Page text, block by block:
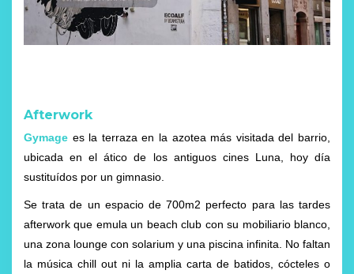
Afterwork
Gymage es la terraza en la azotea más visitada del barrio,
ubicada en el ático de los antiguos cines Luna, hoy día
sustituídos por un gimnasio.
Se trata de un espacio de 700m2 perfecto para las tardes
afterwork que emula un beach club con su mobiliario blanco,
una zona lounge con solarium y una piscina infinita. No faltan
la música chill out ni la amplia carta de batidos, cócteles o